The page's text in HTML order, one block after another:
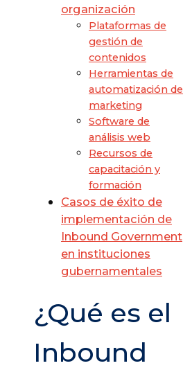
organización
Plataformas de
gestión de
contenidos
Herramientas de
automatización de
marketing
Software de
análisis web
Recursos de
capacitación y
formación
Casos de éxito de
implementación de
Inbound Government
en instituciones
gubernamentales
¿Qué es el
Inbound